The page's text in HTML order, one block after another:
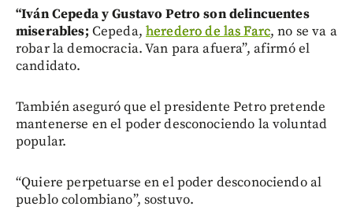
“Iván Cepeda y Gustavo Petro son delincuentes
miserables; Cepeda,heredero de las Farc, no se va a
robar la democracia. Van para afuera”, afirmó el
candidato.
También aseguró que el presidente Petro pretende
mantenerse en el poder desconociendo la voluntad
popular.
“Quiere perpetuarse en el poder desconociendo al
pueblo colombiano”, sostuvo.